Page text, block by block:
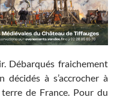
Débarqués fraichement
décidés à s’accrocher à
de France. Pour du